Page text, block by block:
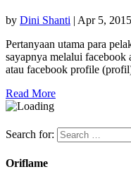
by Dini Shanti | Apr 5, 2015
Pertanyaan utama para
sayapnya melalui facebook
atau facebook profile
Read More
Search for:
Oriflame